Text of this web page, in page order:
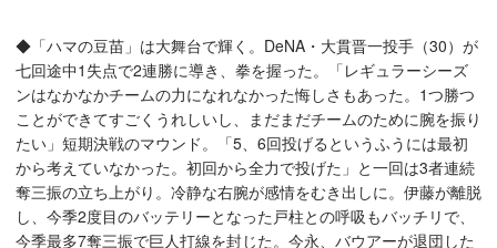
◆「ハマの豆苗」は大舞台で輝く。DeNA・大貫晋一投手（30）が
七回途中1失点で2連勝に導き、拳を握った。「レギュラーシーズ
ンはなかなかチームの力になれなかった悔しさもあった。1つ勝つ
ことができてすごくうれしいし、まだまだチームのために腕を振り
たい」短期決戦のマウンド。「5、6回投げるというふうには最初
から考えていなかった。初回から全力で投げた」と一回は3者連続
奪三振の立ち上がり。冷静な右腕が感情をむき出しに。伊藤が離脱
し、今季2度目のバッテリーとなった戸柱との呼吸もバッチリで、
今季最多7奪三振で巨人打線を封じた。今永、バウアーが退団した